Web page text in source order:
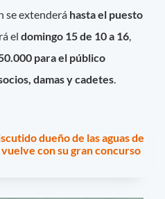
se extenderá hasta el puesto
eldomingo 15 de 10 a 16
para el público
damas y cadetes
dueño de las aguas de
con su gran concurso